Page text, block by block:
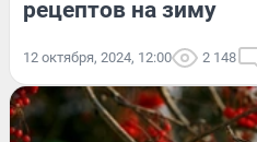
рецептов на зиму
12 октября, 2024, 12:00 2 148